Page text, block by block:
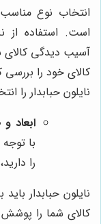
انتخاب نوع مناسب
است. استفاده از
آسیب دیدگی کالای
کالای خود را
نایلون حبابدار را
ابعاد
با
را
نایلون حبابدار
کالای شما را پوشش